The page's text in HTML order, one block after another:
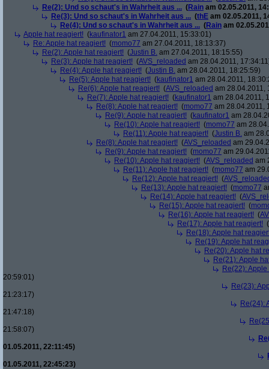
Re(2): Und so schaut's in Wahrheit aus ... (Rain am 02.05.2011,
Re(3): Und so schaut's in Wahrheit aus ... (thE am 02.05.2011,
Re(4): Und so schaut's in Wahrheit aus ... (Rain am
Apple hat reagiert! (kaufinator1 am 27.04.2011, 15:33:01)
Re: Apple hat reagiert! (momo77 am 27.04.2011, 18:13:37)
Re(2): Apple hat reagiert! (Justin B. am 27.04.2011, 18:15:55)
Re(3): Apple hat reagiert! (AVS_reloaded am 28.04.2011,
Re(4): Apple hat reagiert! (Justin B. am 28.04.2011, 18:25:59)
Re(5): Apple hat reagiert! (kaufinator1 am 28.04.2011,
Re(6): Apple hat reagiert! (AVS_reloaded am 28.04.2011,
Re(7): Apple hat reagiert! (kaufinator1 am 28.04.2011,
Re(8): Apple hat reagiert! (momo77 am 28.04.2011,
Re(9): Apple hat reagiert! (kaufinator1 am
Re(10): Apple hat reagiert! (momo77 am
Re(11): Apple hat reagiert! (Justin B. am
Re(8): Apple hat reagiert! (AVS_reloaded am
Re(9): Apple hat reagiert! (momo77 am
Re(10): Apple hat reagiert! (AVS_reloaded am
Re(11): Apple hat reagiert! (momo77 am
Re(12): Apple hat reagiert! (
Re(13): Apple hat reagiert! (momo77
Re(14): Apple hat reagiert! (
Re(15): Apple hat reagiert! (
Re(16): Apple hat reagiert! (
Re(17): Apple hat reagiert! (
Re(18): Apple hat
Re(19): Apple hat
Re(20): Apple hat
Re(21): Apple
Re(22):
20:59:01)
Re(23):
21:23:17)
Re(24):
21:47:18)
21:58:07)
01.05.2011, 22:11:45)
01.05.2011, 22:45:23)